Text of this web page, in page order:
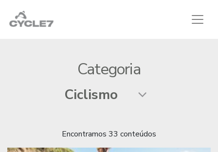
Categoria
Encontramos 33 conteúdos